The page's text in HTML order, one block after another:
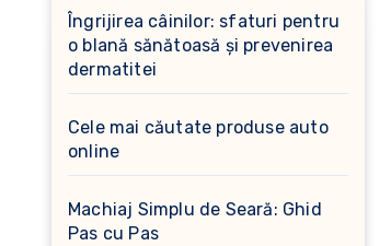
Îngrijirea câinilor: sfaturi pentru
o blană sănătoasă și prevenirea
dermatitei
Cele mai căutate produse auto
online
Machiaj Simplu de Seară: Ghid
Pas cu Pas